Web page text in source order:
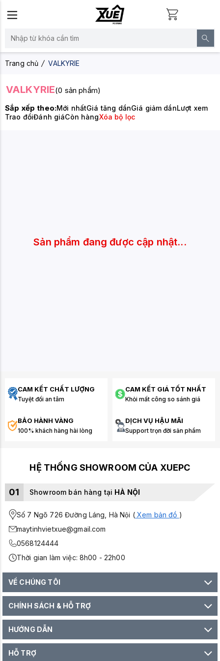
Trang chủ VALKYRIE
VALKYRIE(0 sản phẩm)
Sắp xếp theo:Mới nhấtGiá tăng dầnGiá giảm dầnLượt xem
Trao đổiĐánh giáCòn hàngXóa bộ lọc
Sản phẩm đang được cập nhật...
CAM KẾT CHẤT LƯỢNG
Tuyệt đối an tâm
CAM KẾT GIÁ TỐT NHẤT
Khỏi mất công so sánh giá
BẢO HÀNH VÀNG
100% khách hàng hài lòng
DỊCH VỤ HẬU MÃI
Support trọn đời sản phẩm
HỆ THỐNG SHOWROOM CỦA XUEPC
01 Showroom bán hàng tại HÀ NỘI
Số 7 Ngõ 726 Đường Láng, Hà Nội (Xem bản đồ )
maytinhvietxue@gmail.com
0568124444
Thời gian làm việc: 8h00 - 22h00
VỀ CHÚNG TÔI
CHÍNH SÁCH & HỖ TRỢ
HƯỚNG DẪN
HỖ TRỢ